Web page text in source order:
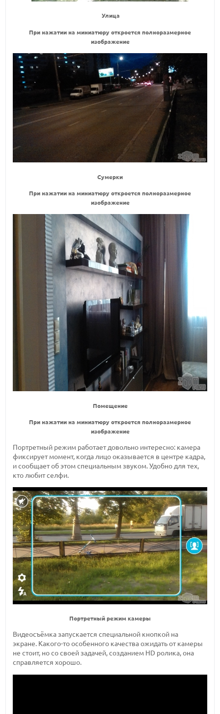
Улица
При нажатии на миниатюру откроется полноразмерное
изображение
Сумерки
При нажатии на миниатюру откроется полноразмерное
изображение
Помещение
При нажатии на миниатюру откроется полноразмерное
изображение
Портретный режим работает довольно интересно: камера
фиксирует момент, когда лицо оказывается в центре кадра,
и сообщает об этом специальным звуком. Удобно для тех,
кто любит селфи.
Портретный режим камеры
Видеосъёмка запускается специальной кнопкой на
экране. Какого-то особенного качества ожидать от камеры
не стоит, но со своей задачей, созданием HD ролика, она
справляется хорошо.